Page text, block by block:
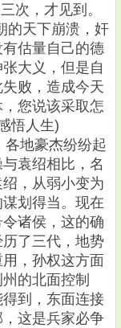
次，才见到。
的天下崩溃，奸
估量自己的德
大义，但是自
败，造成今天
您说该采取怎
悟人生)
地豪杰纷纷起
袁绍相比，名
，从弱小变为
划得当。现在
诸侯，这的确
了三代，地势
，孙权这方面
的北面控制
到，东面连接
这是兵家必争